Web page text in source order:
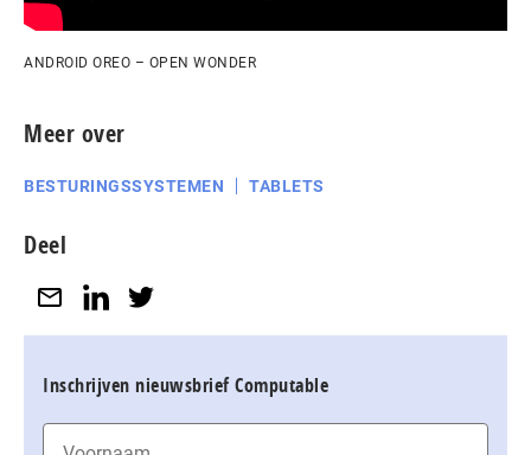
ANDROID OREO – OPEN WONDER
Meer over
BESTURINGSSYSTEMEN TABLETS
Deel
Inschrijven nieuwsbrief Computable